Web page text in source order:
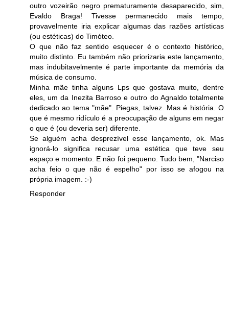
outro vozeirão negro prematuramente desaparecido, sim,
Evaldo Braga! Tivesse permanecido mais tempo,
provavelmente iria explicar algumas das razões artísticas
(ou estéticas) do Timóteo.
O que não faz sentido esquecer é o contexto histórico,
muito distinto. Eu também não priorizaria este lançamento,
mas indubitavelmente é parte importante da memória da
música de consumo.
Minha mãe tinha alguns Lps que gostava muito, dentre
eles, um da Inezita Barroso e outro do Agnaldo totalmente
dedicado ao tema "mãe". Piegas, talvez. Mas é história. O
que é mesmo ridículo é a preocupação de alguns em negar
o que é (ou deveria ser) diferente.
Se alguém acha desprezível esse lançamento, ok. Mas
ignorá-lo significa recusar uma estética que teve seu
espaço e momento. E não foi pequeno. Tudo bem, "Narciso
acha feio o que não é espelho" por isso se afogou na
própria imagem. :-)
Responder